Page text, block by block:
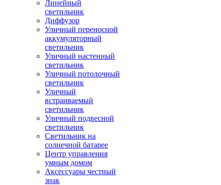
Линейный
светильник
Диффузор
Уличный переносной
аккумуляторный
светильник
Уличный настенный
светильник
Уличный потолочный
светильник
Уличный
встраиваемый
светильник
Уличный подвесной
светильник
Светильник на
солнечной батарее
Центр управления
умным домом
Аксессуары честный
знак